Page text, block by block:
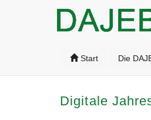
Start Die
Digitale